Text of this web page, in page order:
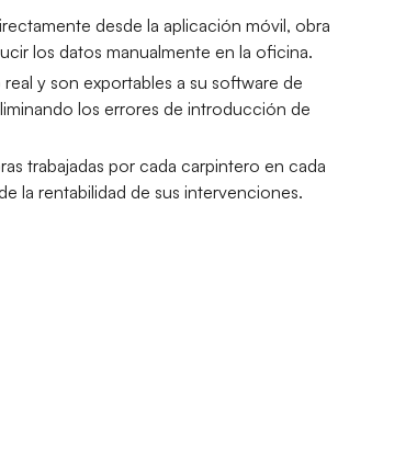
desde la aplicación móvil, obra
los datos manualmente en la oficina.
y son exportables a su software de
los errores de introducción de
trabajadas por cada carpintero en cada
la rentabilidad de sus intervenciones.